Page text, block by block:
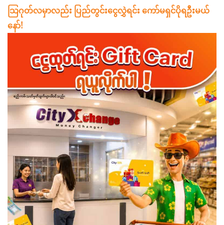
သြဂုတ်လမှာလည်း ပြည်တွင်းငွေလွှဲရင်း ကော်မရှင်ပိုရဦးမယ်
နော်!